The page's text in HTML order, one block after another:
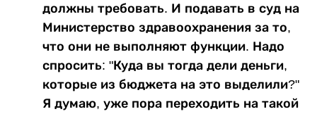
должны требовать. И подавать в суд на
Министерство здравоохранения за то,
что они не выполняют функции. Надо
спросить: "Куда вы тогда дели деньги,
которые из бюджета на это выделили?"
Я думаю, уже пора переходить на такой